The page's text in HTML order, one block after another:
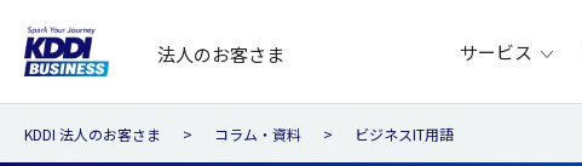
法人のお客さま サービス
KDDI 法人のお客さま コラム・資料 ビジネスIT用語